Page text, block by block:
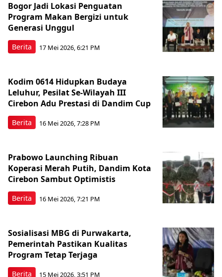
Berita
Bogor Jadi Lokasi Penguatan
Program Makan Bergizi untuk
Generasi Unggul
17 Mei 2026, 6:21 PM
Berita
Kodim 0614 Hidupkan Budaya
Leluhur, Pesilat Se-Wilayah III
Cirebon Adu Prestasi di Dandim Cup
16 Mei 2026, 7:28 PM
Berita
Prabowo Launching Ribuan
Koperasi Merah Putih, Dandim Kota
Cirebon Sambut Optimistis
16 Mei 2026, 7:21 PM
Berita
Sosialisasi MBG di Purwakarta,
Pemerintah Pastikan Kualitas
Program Tetap Terjaga
15 Mei 2026, 3:51 PM